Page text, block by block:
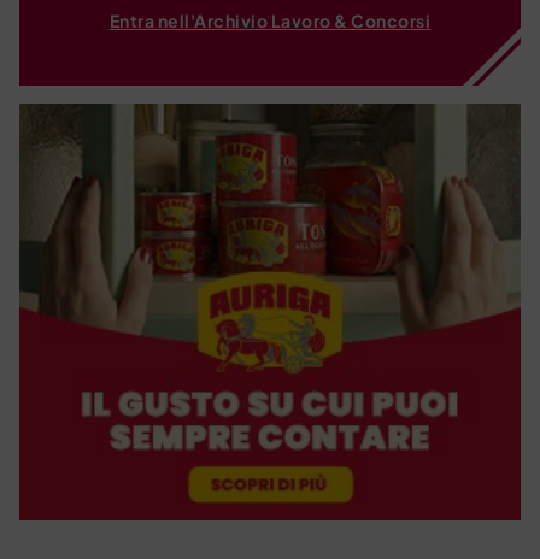
Entra nell'Archivio Lavoro & Concorsi